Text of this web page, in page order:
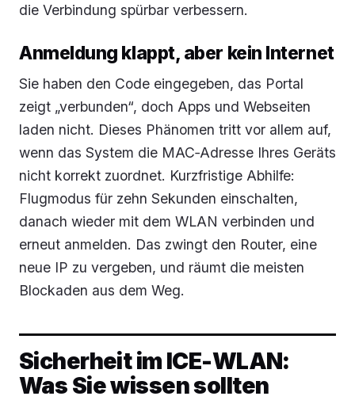
die Verbindung spürbar verbessern.
Anmeldung klappt, aber kein Internet
Sie haben den Code eingegeben, das Portal
zeigt „verbunden“, doch Apps und Webseiten
laden nicht. Dieses Phänomen tritt vor allem auf,
wenn das System die MAC‑Adresse Ihres Geräts
nicht korrekt zuordnet. Kurzfristige Abhilfe:
Flugmodus für zehn Sekunden einschalten,
danach wieder mit dem WLAN verbinden und
erneut anmelden. Das zwingt den Router, eine
neue IP zu vergeben, und räumt die meisten
Blockaden aus dem Weg.
Sicherheit im ICE-WLAN:
Was Sie wissen sollten